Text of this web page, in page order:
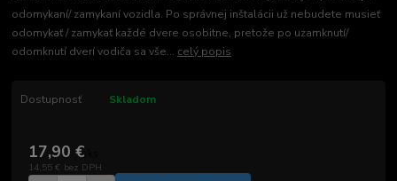
odomykaní/ zamykaní vozidla. Po správnej inštalácii už nebudete musieť
odomykať / zamykať každé dvere osobitne, pretože po uzamknutí/
odomknutí dverí vodiča sa vše... celý popis
Dostupnosť Skladom
17,90 €
14,55 € bez DPH